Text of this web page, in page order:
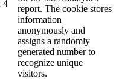
4
report. The cookie stores
information
anonymously and
assigns a randomly
generated number to
recognize unique
visitors.